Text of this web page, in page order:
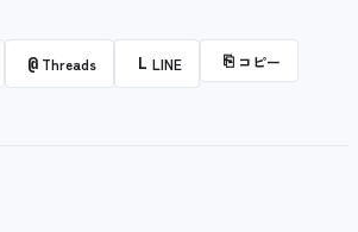
@ Threads L LINE ⎘ コピー